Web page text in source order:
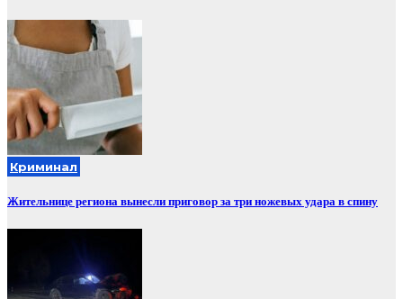
Криминал
Жительнице региона вынесли приговор за три ножевых удара в спину